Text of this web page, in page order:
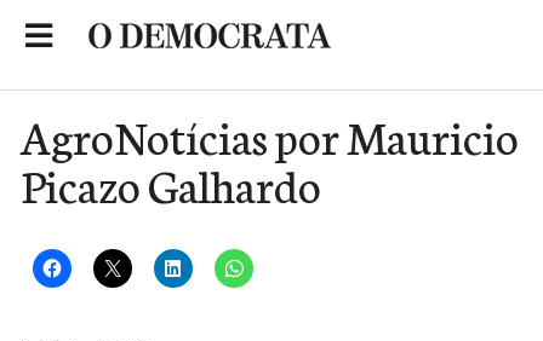
AgroNotícias por Mauricio
Picazo Galhardo